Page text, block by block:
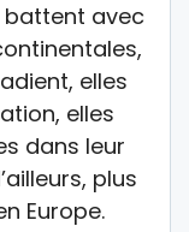
battent avec
elles
elles
dans leur
plus
Europe.